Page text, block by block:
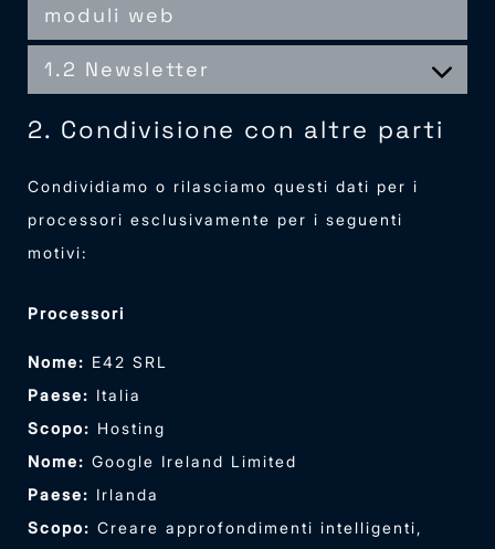
moduli web
1.2 Newsletter
2. Condivisione con altre parti
Condividiamo o rilasciamo questi dati per i
processori esclusivamente per i seguenti
motivi:
Processori
Nome: E42 SRL
Paese: Italia
Scopo: Hosting
Nome: Google Ireland Limited
Paese: Irlanda
Scopo: Creare approfondimenti intelligenti,